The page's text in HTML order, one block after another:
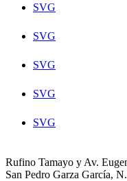
SVG
SVG
SVG
SVG
SVG
Rufino Tamayo y Av.
San Pedro Garza García,